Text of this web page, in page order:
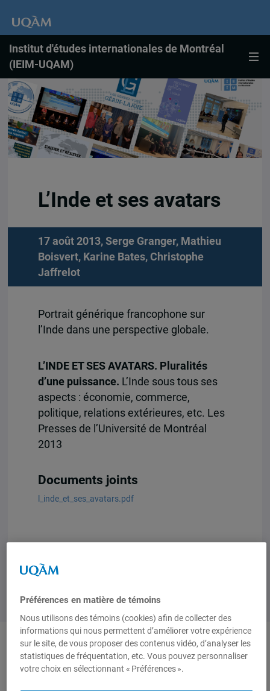
Institut d'études internationales de Montréal
(IEIM-UQAM)
L’Inde et ses avatars
17 août 2013, Serge Granger, Mathieu
Boisvert, Karine Bates, Christophe
Jaffrelot
Portrait générique francophone sur
l’Inde dans une perspective globale.
L’INDE ET SES AVATARS. Pluralités
d’une puissance. L’Inde sous tous ses
aspects : économie, commerce,
politique, relations extérieures, etc. Les
Presses de l’Université de Montréal
2013
Documents joints
l_inde_et_ses_avatars.pdf
Auteurs-trices
Préférences en matière de témoins
Nous utilisons des témoins (cookies) afin de collecter des
informations qui nous permettent d’améliorer votre expérience
sur le site, de vous proposer des contenus vidéo, d’analyser les
statistiques de fréquentation, etc. Vous pouvez personnaliser
votre choix en sélectionnant « Préférences ».